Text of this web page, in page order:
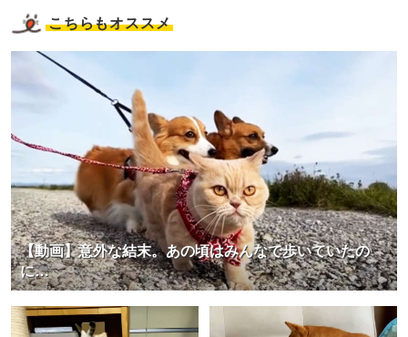
こちらもオススメ
【動画】意外な結末。あの頃はみんなで歩いていたの
に…